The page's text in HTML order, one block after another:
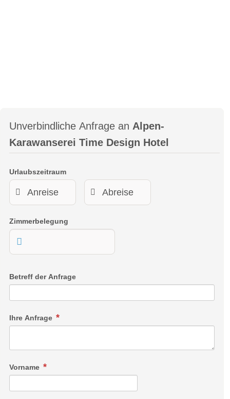
Unverbindliche Anfrage an Alpen-
Karawanserei Time Design Hotel
Urlaubszeitraum
Zimmerbelegung
Betreff der Anfrage
Ihre Anfrage
Vorname